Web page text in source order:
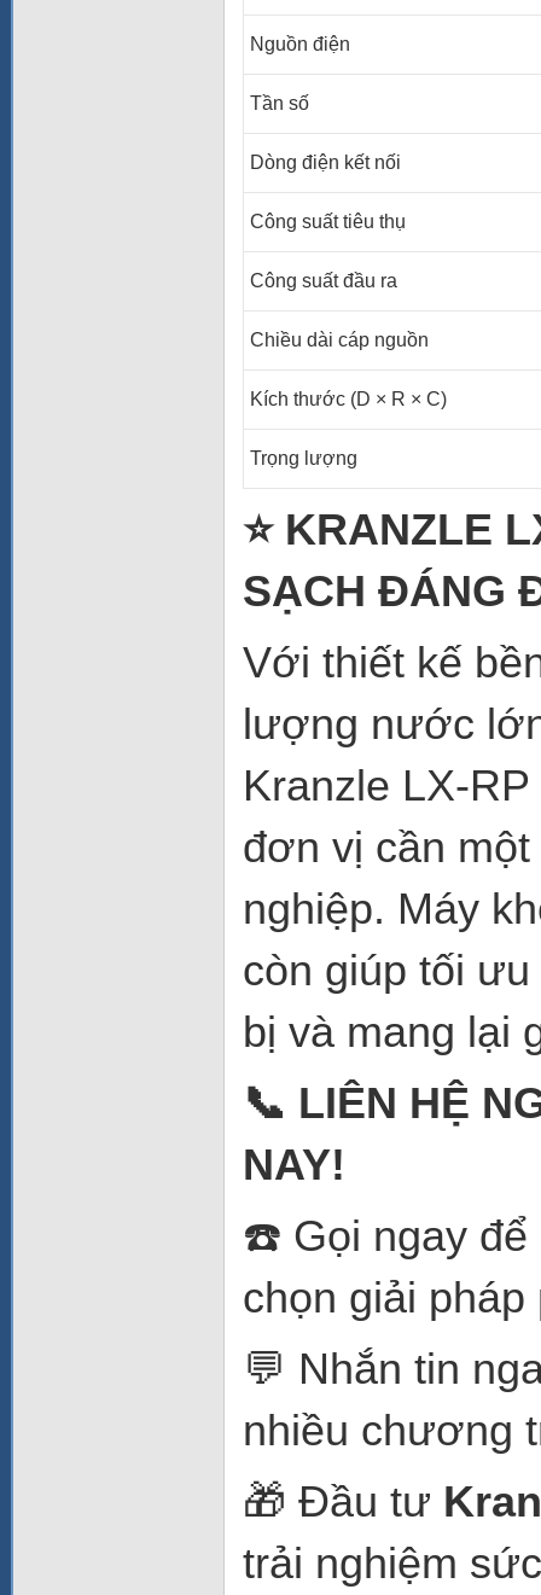
Nguồn điện
Tần số
Dòng điện kết nối
Công suất tiêu thụ
Công suất đầu ra
Chiều dài cáp nguồn
Kích thước (D × R × C)
Trọng lượng
⭐ KRANZLE
SẠCH ĐÁNG
Với thiết kế
lượng nước
Kranzle LX-
đơn vị cần
nghiệp. Máy
còn giúp tối
bị và mang lại
📞 LIÊN HỆ
NAY!
☎️ Gọi ngay để
chọn giải
💬 Nhắn tin
nhiều chương
🎁 Đầu tư
trải nghiệm